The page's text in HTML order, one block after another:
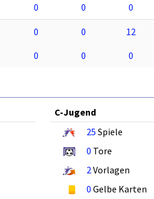
0 0 0
0 0 12
0 0 0
C-Jugend
25 Spiele
0 Tore
2Vorlagen
0 Gelbe Karten